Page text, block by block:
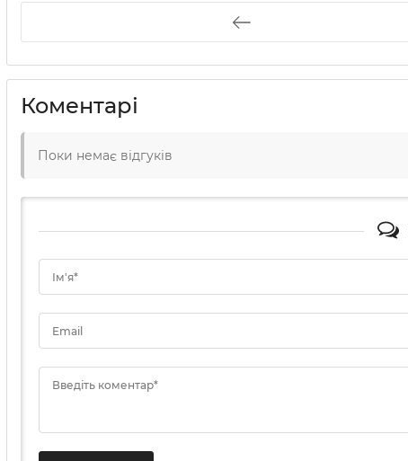
Коментарі
Поки немає відгуків
Ім'я*
Email
Введіть коментар*